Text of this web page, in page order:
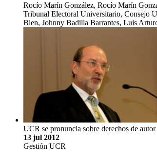
Rocío Marín González, Rocío Marín
Tribunal Electoral Universitario, Consejo
Blen, Johnny Badilla Barrantes, Luis
UCR se pronuncia sobre derechos de autor
13 jul 2012
Gestión UCR